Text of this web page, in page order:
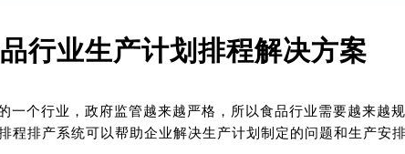
行业生产计划排程解决方案
一个行业，政府监管越来越严格，所以食品行业需要越来越
程排产系统可以帮助企业解决生产计划制定的问题和生产安排